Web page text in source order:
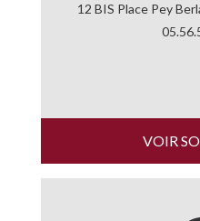
12 BIS Place Pey
VOIR